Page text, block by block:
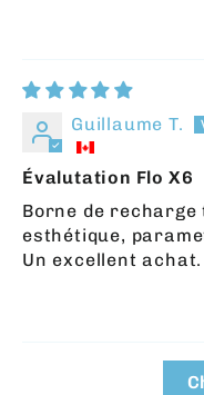
Guillaume T.
Évalutation Flo X6
Borne de
esthétique,
Un excellent achat.